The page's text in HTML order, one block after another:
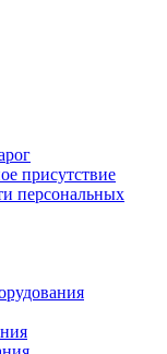
присутствие
персональных